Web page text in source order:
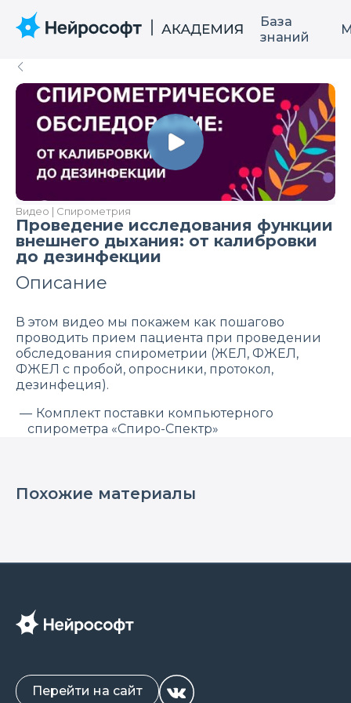
База
знаний
Видео | Спирометрия
Проведение исследования функции
внешнего дыхания: от калибровки
до дезинфекции
Описание
В этом видео мы покажем как пошагово
проводить прием пациента при проведении
обследования спирометрии (ЖЕЛ, ФЖЕЛ,
ФЖЕЛ с пробой, опросники, протокол,
дезинфеция).
Комплект поставки компьютерного
спирометра «Спиро-Спектр»
исследования функции внешнего дыхания
направлению «Спирометрия»
Похожие материалы
Перейти на сайт